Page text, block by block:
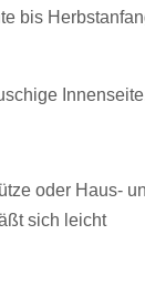
bis
oder Haus-
sich leicht